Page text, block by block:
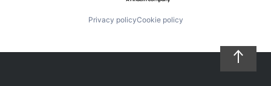
Privacy policyCookie policy